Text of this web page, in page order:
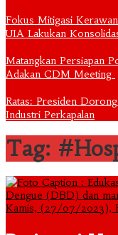
Fokus Mitigasi
UIA Lakukan
Matangkan Persiapan
Adakan CDM Meeting
Ratas: Presiden
Industri Perkapalan
Tag: